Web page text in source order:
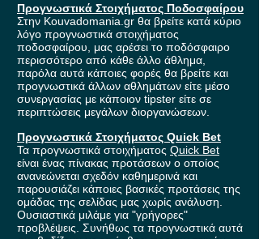
Προγνωστικά Στοιχήματος Ποδοσφαίρου
Στην Kouvadomania.gr θα βρείτε κατά κύριο
λόγο προγνωστικά στοιχήματος
ποδοσφαίρου, μας αρέσει το ποδόσφαιρο
περισσότερο από κάθε άλλο άθλημα,
παρόλα αυτά κάποιες φορές θα βρείτε και
προγνωστικά άλλων αθλημάτων είτε μέσο
συνεργασίας με κάποιον tipster είτε σε
περιπτώσεις μεγάλων διοργανώσεων.
Προγνωστικά Στοιχήματος Quick Bet
Τα προγνωστικά στοιχήματος Quick Bet
είναι ένας πίνακας προτάσεων ο οποίος
ανανεώνεται σχεδόν καθημερινά και
παρουσιάζει κάποιες βασικές προτάσεις της
ομάδας της σελίδας μας χωρίς ανάλυση.
Ουσιαστικά μιλάμε για "γρήγορες"
προβλέψεις. Συνήθως τα προγνωστικά αυτά